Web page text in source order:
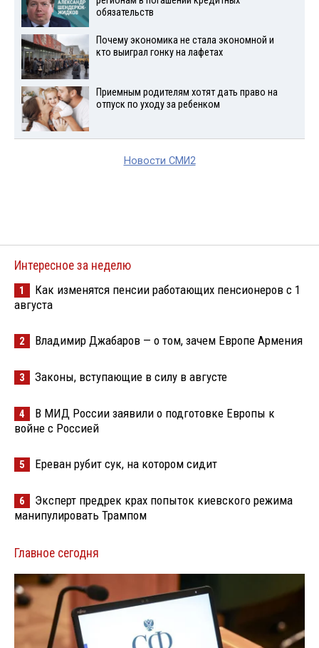
обязательств
Почему экономика не стала экономной и
кто выиграл гонку на лафетах
Приемным родителям хотят дать право на
отпуск по уходу за ребенком
Новости СМИ2
Интересное за неделю
1
Как изменятся пенсии работающих пенсионеров с 1
августа
2 Владимир Джабаров — о том, зачем Европе Армения
3 Законы, вступающие в силу в августе
4
В МИД России заявили о подготовке Европы к
войне с Россией
5 Ереван рубит сук, на котором сидит
6
Эксперт предрек крах попыток киевского режима
манипулировать Трампом
Главное сегодня